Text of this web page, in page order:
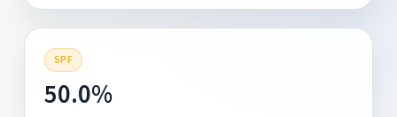
SPF
50.0%